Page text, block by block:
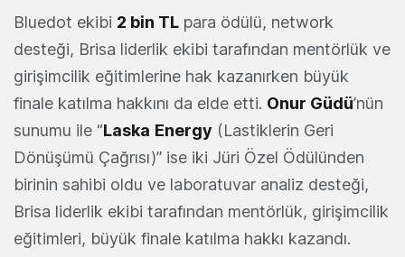
Bluedot ekibi 2 bin TL para ödülü, network
desteği, Brisa liderlik ekibi tarafından mentörlük ve
girişimcilik eğitimlerine hak kazanırken büyük
finale katılma hakkını da elde etti. Onur Güdü’nün
sunumu ile “Laska Energy (Lastiklerin Geri
Dönüşümü Çağrısı)” ise iki Jüri Özel Ödülünden
birinin sahibi oldu ve laboratuvar analiz desteği,
Brisa liderlik ekibi tarafından mentörlük, girişimcilik
eğitimleri, büyük finale katılma hakkı kazandı.